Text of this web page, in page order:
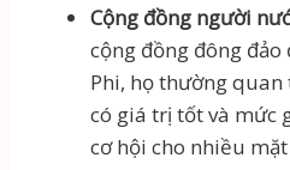
Cộng đồng người
cộng đồng đông đảo
Phi, họ thường quan
có giá trị tốt và mức
cơ hội cho nhiều